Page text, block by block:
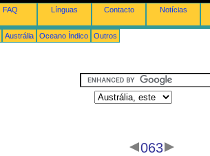
FAQ Línguas Contacto Notícias
Austrália Oceano Índico Outros
063